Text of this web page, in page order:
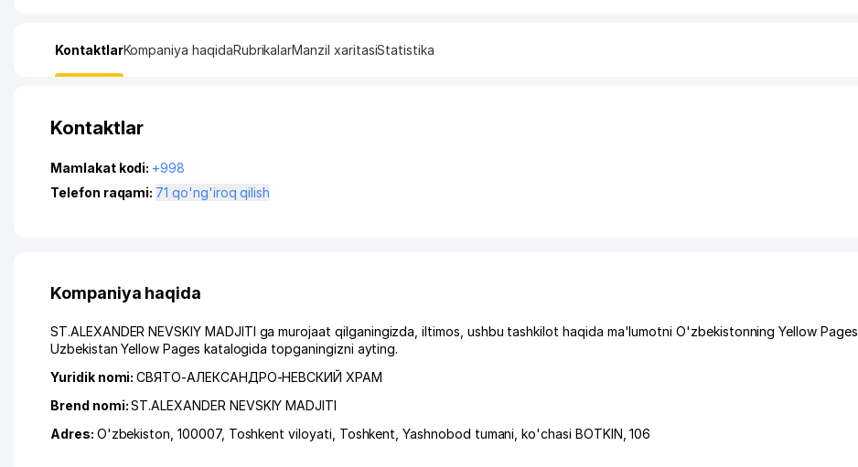
KontaktlarKompaniya haqidaRubrikalarManzil xaritasiStatistika
Kontaktlar
Mamlakat kodi: +998
Telefon raqami:
71 qo'ng'iroq qilish
Kompaniya haqida
ST.ALEXANDER NEVSKIY MADJITI ga murojaat qilganingizda, iltimos, ushbu tashkilot haqida ma'lumotni O'zbekistonning Yellow Pages
Uzbekistan Yellow Pages katalogida topganingizni ayting.
Yuridik nomi:СВЯТО-АЛЕКСАНДРО-НЕВСКИЙ ХРАМ
Brend nomi:ST.ALEXANDER NEVSKIY MADJITI
Adres: O'zbekiston, 100007, Toshkent viloyati Toshkent ,Yashnobod tumani ,ko'chasi BOTKIN , 106